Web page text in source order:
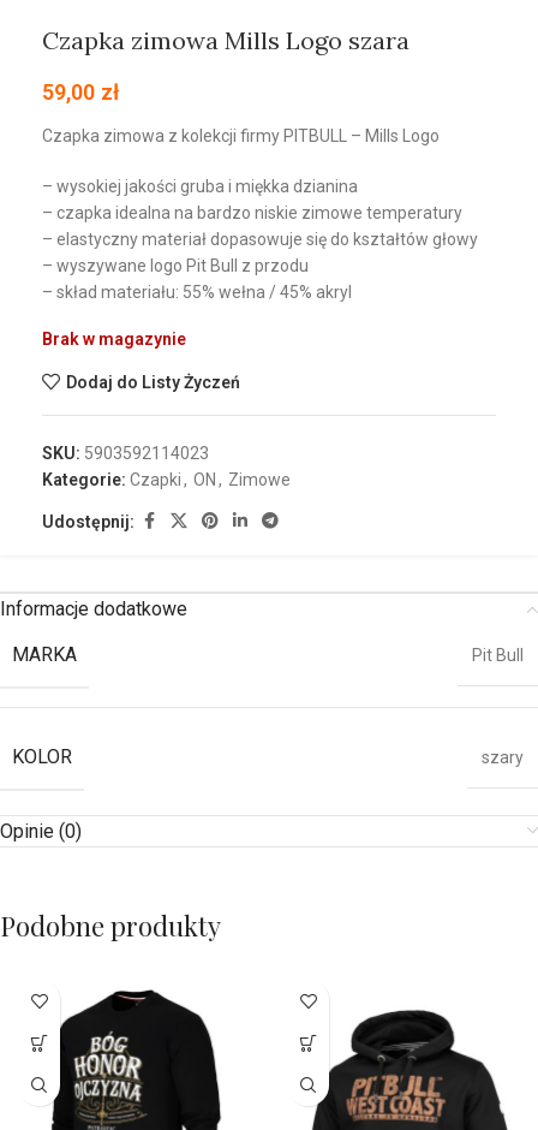
Czapka zimowa Mills Logo szara
59,00 zł
Czapka zimowa z kolekcji firmy PITBULL – Mills Logo
– wysokiej jakości gruba i miękka dzianina
– czapka idealna na bardzo niskie zimowe temperatury
– elastyczny materiał dopasowuje się do kształtów głowy
– wyszywane logo Pit Bull z przodu
– skład materiału: 55% wełna / 45% akryl
Brak w magazynie
Dodaj do Listy Życzeń
SKU: 5903592114023
Kategorie: Czapki, ON , Zimowe
Udostępnij:
Informacje dodatkowe
MARKA
Pit Bull
KOLOR szary
Opinie (0)
Podobne produkty